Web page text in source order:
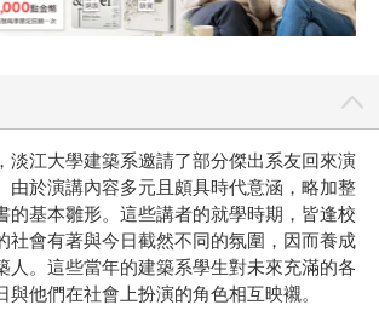
淡江大學建築系邀請了部分傑出系友回來演
由於演講內容多元且頗具時代意涵，略加整
的基本雛形。這些講者的就學時期，皆逢校
社會有著與今日截然不同的氛圍，因而養成
人。這些當年的建築系學生對未來充滿的各
與他們在社會上扮演的角色相互映襯。